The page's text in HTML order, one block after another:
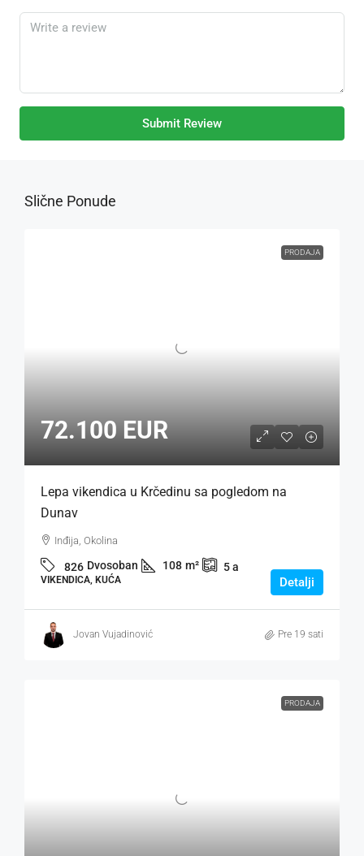
Submit Review
Slične Ponude
PRODAJA
72.100 EUR
Lepa vikendica u Krčedinu sa pogledom na
Dunav
Inđija, Okolina
826 Dvosoban 108 m² 5a
VIKENDICA, KUĆA Detalji
Jovan Vujadinović Pre 19 sati
PRODAJA